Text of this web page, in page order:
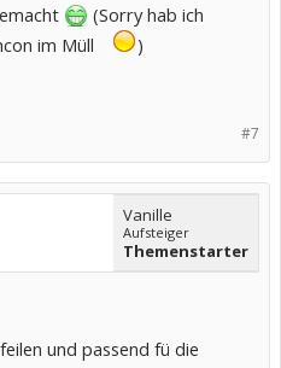
(Sorry hab ich
im Müll
)
#7
Vanille
Aufsteiger
Themenstarter
und passend fü die